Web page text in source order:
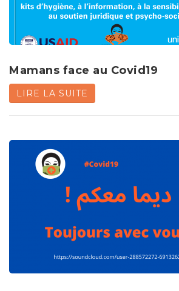
Mamans face au Covid19
LIRE LA SUITE